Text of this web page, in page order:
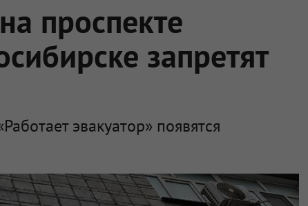
проспекте
запретят
эвакуатор» появятся